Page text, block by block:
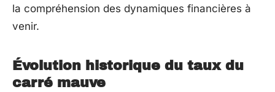
la compréhension des dynamiques financières à
venir.
Évolution historique du taux du
carré mauve